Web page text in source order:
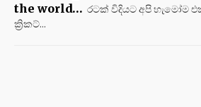
the world… රටක් විදියට අපි හැමෝම
ක්‍රිකට්...